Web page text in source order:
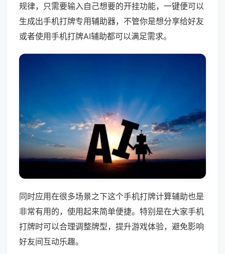
规律，只需要输入自己想要的开挂功能，一键便可以
生成出手机打牌专用辅助器，不管你是想分享给好友
或者使用手机打牌AI辅助都可以满足需求。
同时应用在很多场景之下这个手机打牌计算辅助也是
非常有用的，使用起来简单便捷。特别是在大家手机
打牌时可以合理调整牌型，提升游戏体验，避免影响
好友间互动乐趣。